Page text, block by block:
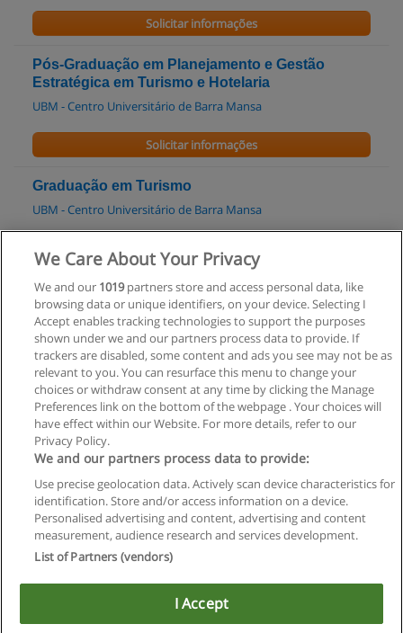
Solicitar informações
Pós-Graduação em Planejamento e Gestão
Estratégica em Turismo e Hotelaria
UBM - Centro Universitário de Barra Mansa
Solicitar informações
Graduação em Turismo
UBM - Centro Universitário de Barra Mansa
Solicitar informações
Curso Técnico em Guia de Turismo
Senac - Rio de Janeiro
Solicitar informações
Regras de uso
Privacidade de dados
Entrar em contato com Educaedu
Copyright © Educaedu Business S.L. - CIF : B-95610580: -
We Care About Your Privacy
We and our 1019partners store and access personal data, like
browsing data or unique identifiers, on your device. Selecting I
Accept enables tracking technologies to support the purposes
shown under we and our partners process data to provide. If
trackers are disabled, some content and ads you see may not be as
relevant to you. You can resurface this menu to change your
choices or withdraw consent at any time by clicking the Manage
Preferences link on the bottom of the webpage . Your choices will
have effect within our Website. For more details, refer to our
Privacy Policy.
We and our partners process data to provide:
Use precise geolocation data. Actively scan device characteristics for
identification. Store and/or access information on a device.
Personalised advertising and content, advertising and content
measurement, audience research and services development.
List of Partners (vendors)
I Accept